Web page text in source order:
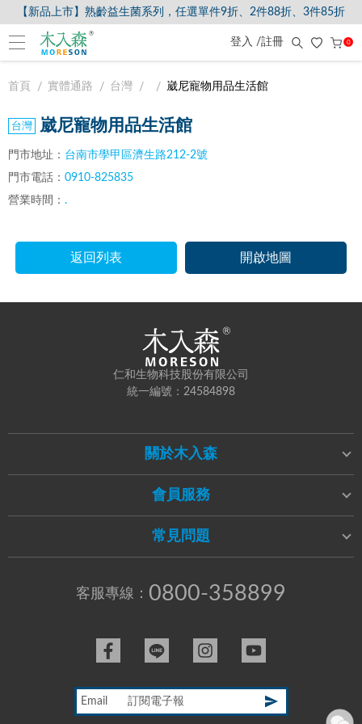
【新品上市】熟齡益生菌系列，任選單件9折、2件88折、3件85折
登入 /註冊 0
首頁 實體通路 台灣 崴尼寵物用品生活館
崴尼寵物用品生活館
門市地址： 台南市學甲區濟生路212-2號
門市電話： 0910-825835
營業時間： .
返回列表 開啟地圖
仁和生物科技股份有限公司
統一編號：24584898
關於木入森
會員服務
常見問題
客服專線： 0800-358899
Email